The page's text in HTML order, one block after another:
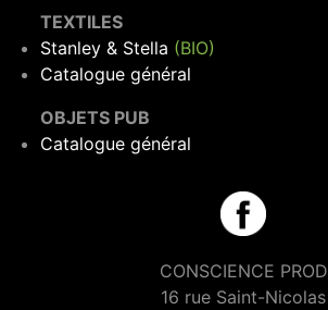
TEXTILES
Stanley & Stella (BIO)
Catalogue général
OBJETS PUB
Catalogue général
CONSCIENCE PROD
16 rue Saint-Nicolas